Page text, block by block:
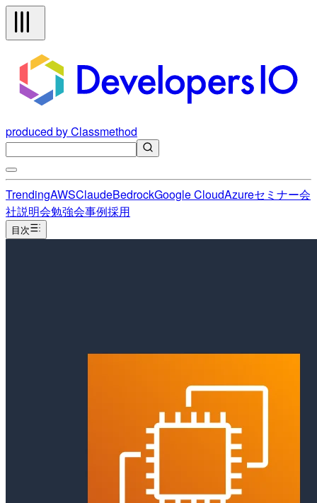
produced by Classmethod
TrendingAWSClaudeBedrockGoogle CloudAzureセミナー会
社説明会勉強会事例採用
目次